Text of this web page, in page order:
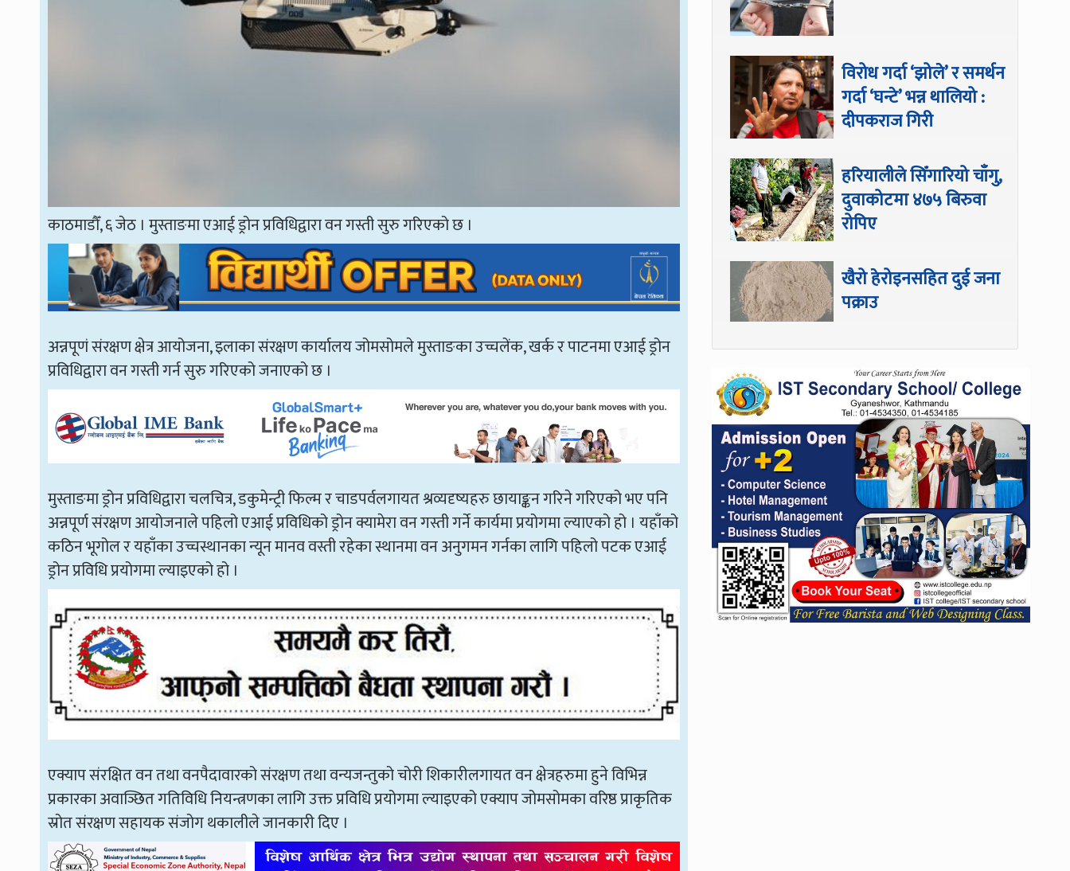
काठमाडौँ, ६ जेठ । मुस्ताङमा एआई ड्रोन प्रविधिद्वारा वन गस्ती सुरु गरिएको छ ।
अन्नपूणं संरक्षण क्षेत्र आयोजना, इलाका संरक्षण कार्यालय जोमसोमले मुस्ताङका उच्चलेंक, खर्क र पाटनमा एआई ड्रोन
प्रविधिद्वारा वन गस्ती गर्न सुरु गरिएको जनाएको छ ।
मुस्ताङमा ड्रोन प्रविधिद्वारा चलचित्र, डकुमेन्ट्री फिल्म र चाडपर्वलगायत श्रव्यदृष्यहरु छायाङ्कन गरिने गरिएको भए पनि
अन्नपूर्ण संरक्षण आयोजनाले पहिलो एआई प्रविधिको ड्रोन क्यामेरा वन गस्ती गर्ने कार्यमा प्रयोगमा ल्याएको हो । यहाँको
कठिन भूगोल र यहाँका उच्चस्थानका न्यून मानव वस्ती रहेका स्थानमा वन अनुगमन गर्नका लागि पहिलो पटक एआई
ड्रोन प्रविधि प्रयोगमा ल्याइएको हो ।
एक्याप संरक्षित वन तथा वनपैदावारको संरक्षण तथा वन्यजन्तुको चोरी शिकारीलगायत वन क्षेत्रहरुमा हुने विभिन्न
प्रकारका अवाञ्छित गतिविधि नियन्त्रणका लागि उक्त प्रविधि प्रयोगमा ल्याइएको एक्याप जोमसोमका वरिष्ठ प्राकृतिक
स्रोत संरक्षण सहायक संजोग थकालीले जानकारी दिए ।
विरोध गर्दा ‘झोले’ र समर्थन
गर्दा ‘घन्टे’ भन्न थालियो :
दीपकराज गिरी
हरियालीले सिँगारियो चाँगु,
दुवाकोटमा ४७५ बिरुवा
रोपिए
खैरो हेरोइनसहित दुई जना
पक्राउ